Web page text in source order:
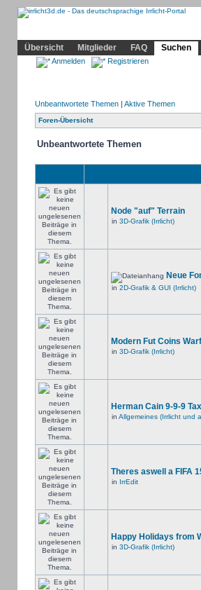
Übersicht
Mitglieder FAQ Suchen
Anmelden Registrieren
Unbeantwortete Themen| Aktive Themen
Foren-Übersicht
Unbeantwortete Themen
Node "auf" Terrain
in 3D-Grafik (Irrlicht)
Neue
in 2D-Grafik & GUI (Irrlicht)
Modern Fut Coins
in 3D-Grafik (Irrlicht)
Herman Cain 9-9-9
in Allgemeines (Irrlicht und
Theres aswell a FIFA
in IrrEdit
Happy Holidays from
in 3D-Grafik (Irrlicht)